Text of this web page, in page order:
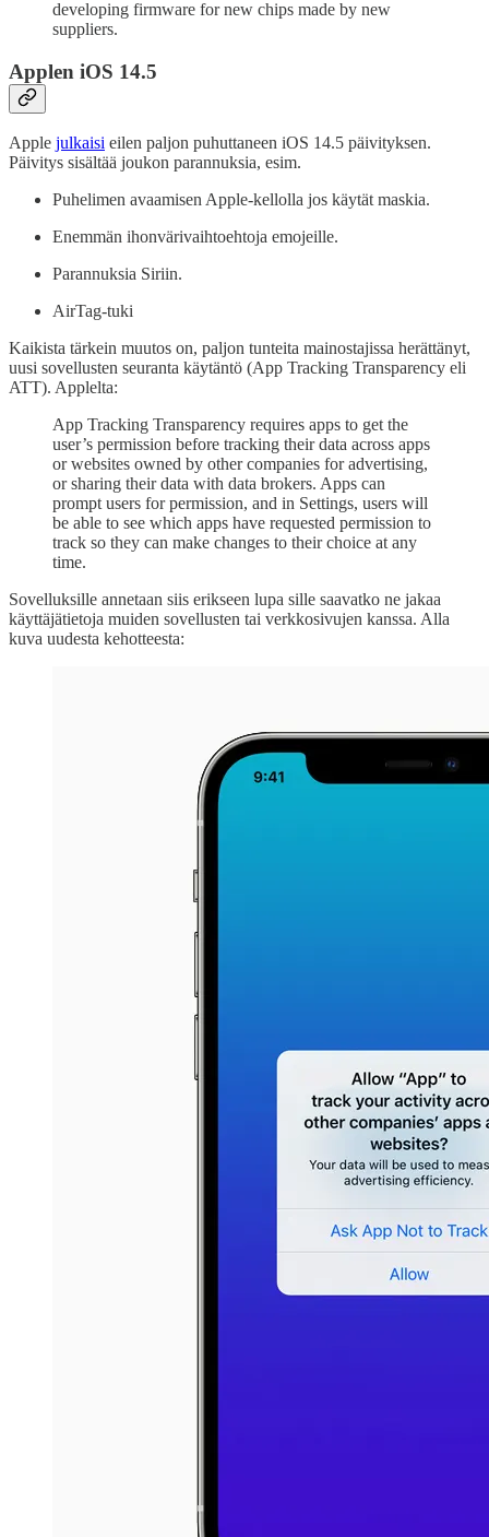
developing firmware for new chips made by new
suppliers.
Applen iOS 14.5
Apple julkaisi eilen paljon puhuttaneen iOS 14.5 päivityksen.
Päivitys sisältää joukon parannuksia, esim.
Puhelimen avaamisen Apple-kellolla jos käytät maskia.
Enemmän ihonvärivaihtoehtoja emojeille.
Parannuksia Siriin.
AirTag-tuki
Kaikista tärkein muutos on, paljon tunteita mainostajissa herättänyt,
uusi sovellusten seuranta käytäntö (App Tracking Transparency eli
ATT). Applelta:
App Tracking Transparency requires apps to get the
user’s permission before tracking their data across apps
or websites owned by other companies for advertising,
or sharing their data with data brokers. Apps can
prompt users for permission, and in Settings, users will
be able to see which apps have requested permission to
track so they can make changes to their choice at any
time.
Sovelluksille annetaan siis erikseen lupa sille saavatko ne jakaa
käyttäjätietoja muiden sovellusten tai verkkosivujen kanssa. Alla
kuva uudesta kehotteesta: